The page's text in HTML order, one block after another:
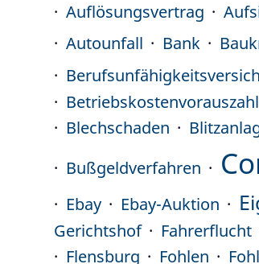
Auflösungsvertrag
Autounfall
Bank
Blechschaden
Bußgeldverfahren
Ebay
Ebay-Auktion
Gerichtshof
Fahrerflucht
Flensburg
Fohlen